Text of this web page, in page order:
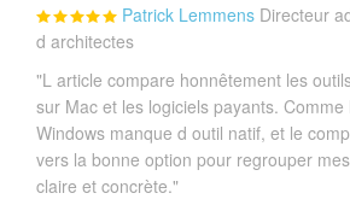
Patrick Lemmens Directeur
d architectes
"L article compare honnêtement les
sur Mac et les logiciels payants.
Windows manque d outil natif, et le
vers la bonne option pour regrouper
claire et concrète."